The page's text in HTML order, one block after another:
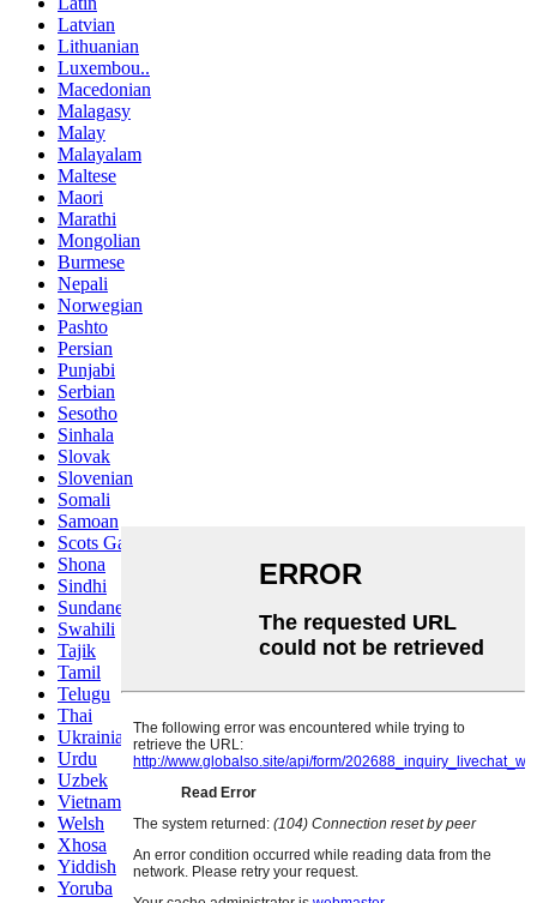
Latvian
Lithuanian
Luxembou..
Macedonian
Malagasy
Malay
Malayalam
Maltese
Maori
Marathi
Mongolian
Burmese
Nepali
Norwegian
Pashto
Persian
Punjabi
Serbian
Sesotho
Sinhala
Slovak
Slovenian
Somali
Samoan
Scots Gaelic
Shona
Sindhi
Sundanese
Swahili
Tajik
Tamil
Telugu
Thai
Ukrainian
Urdu
Uzbek
Vietnamese
Welsh
Xhosa
Yiddish
Yoruba